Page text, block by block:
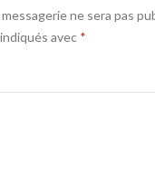
ne sera pas
avec *